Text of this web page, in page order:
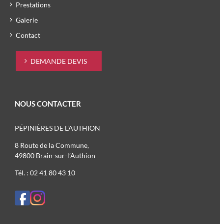
Prestations
Galerie
Contact
DEMANDE DEVIS
NOUS CONTACTER
PÉPINIÈRES DE L’AUTHION
8 Route de la Commune,
49800 Brain-sur-l’Authion
Tél. : 02 41 80 43 10